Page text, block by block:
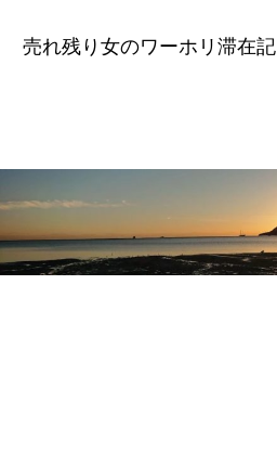
キ
プ
売れ残り女のワーホリ滞在